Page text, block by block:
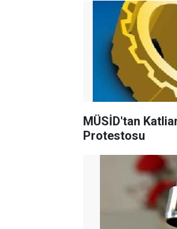
MÜSİD'tan
Protestosu